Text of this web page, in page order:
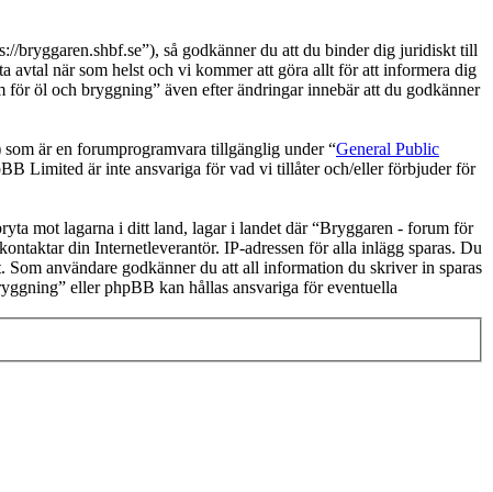
bryggaren.shbf.se”), så godkänner du att du binder dig juridiskt till
när som helst och vi kommer att göra allt för att informera dig
öl och bryggning” även efter ändringar innebär att du godkänner
är en forumprogramvara tillgänglig under “General Public
Limited är inte ansvariga för vad vi tillåter och/eller förbjuder för
mot lagarna i ditt land, lagar i landet där “Bryggaren - forum för
din Internetleverantör. IP-adressen för alla inlägg sparas. Du
användare godkänner du att all information du skriver in sparas
eller phpBB kan hållas ansvariga för eventuella